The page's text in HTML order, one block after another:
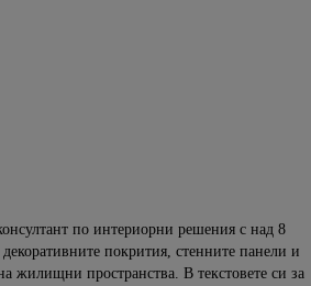
по интериорни решения с над 8
покрития, стенните панели и
жилищни пространства. В текстовете си за